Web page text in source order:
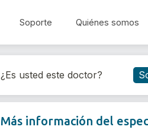
Soporte Quiénes somos
¿Es usted este doctor?
Más información del